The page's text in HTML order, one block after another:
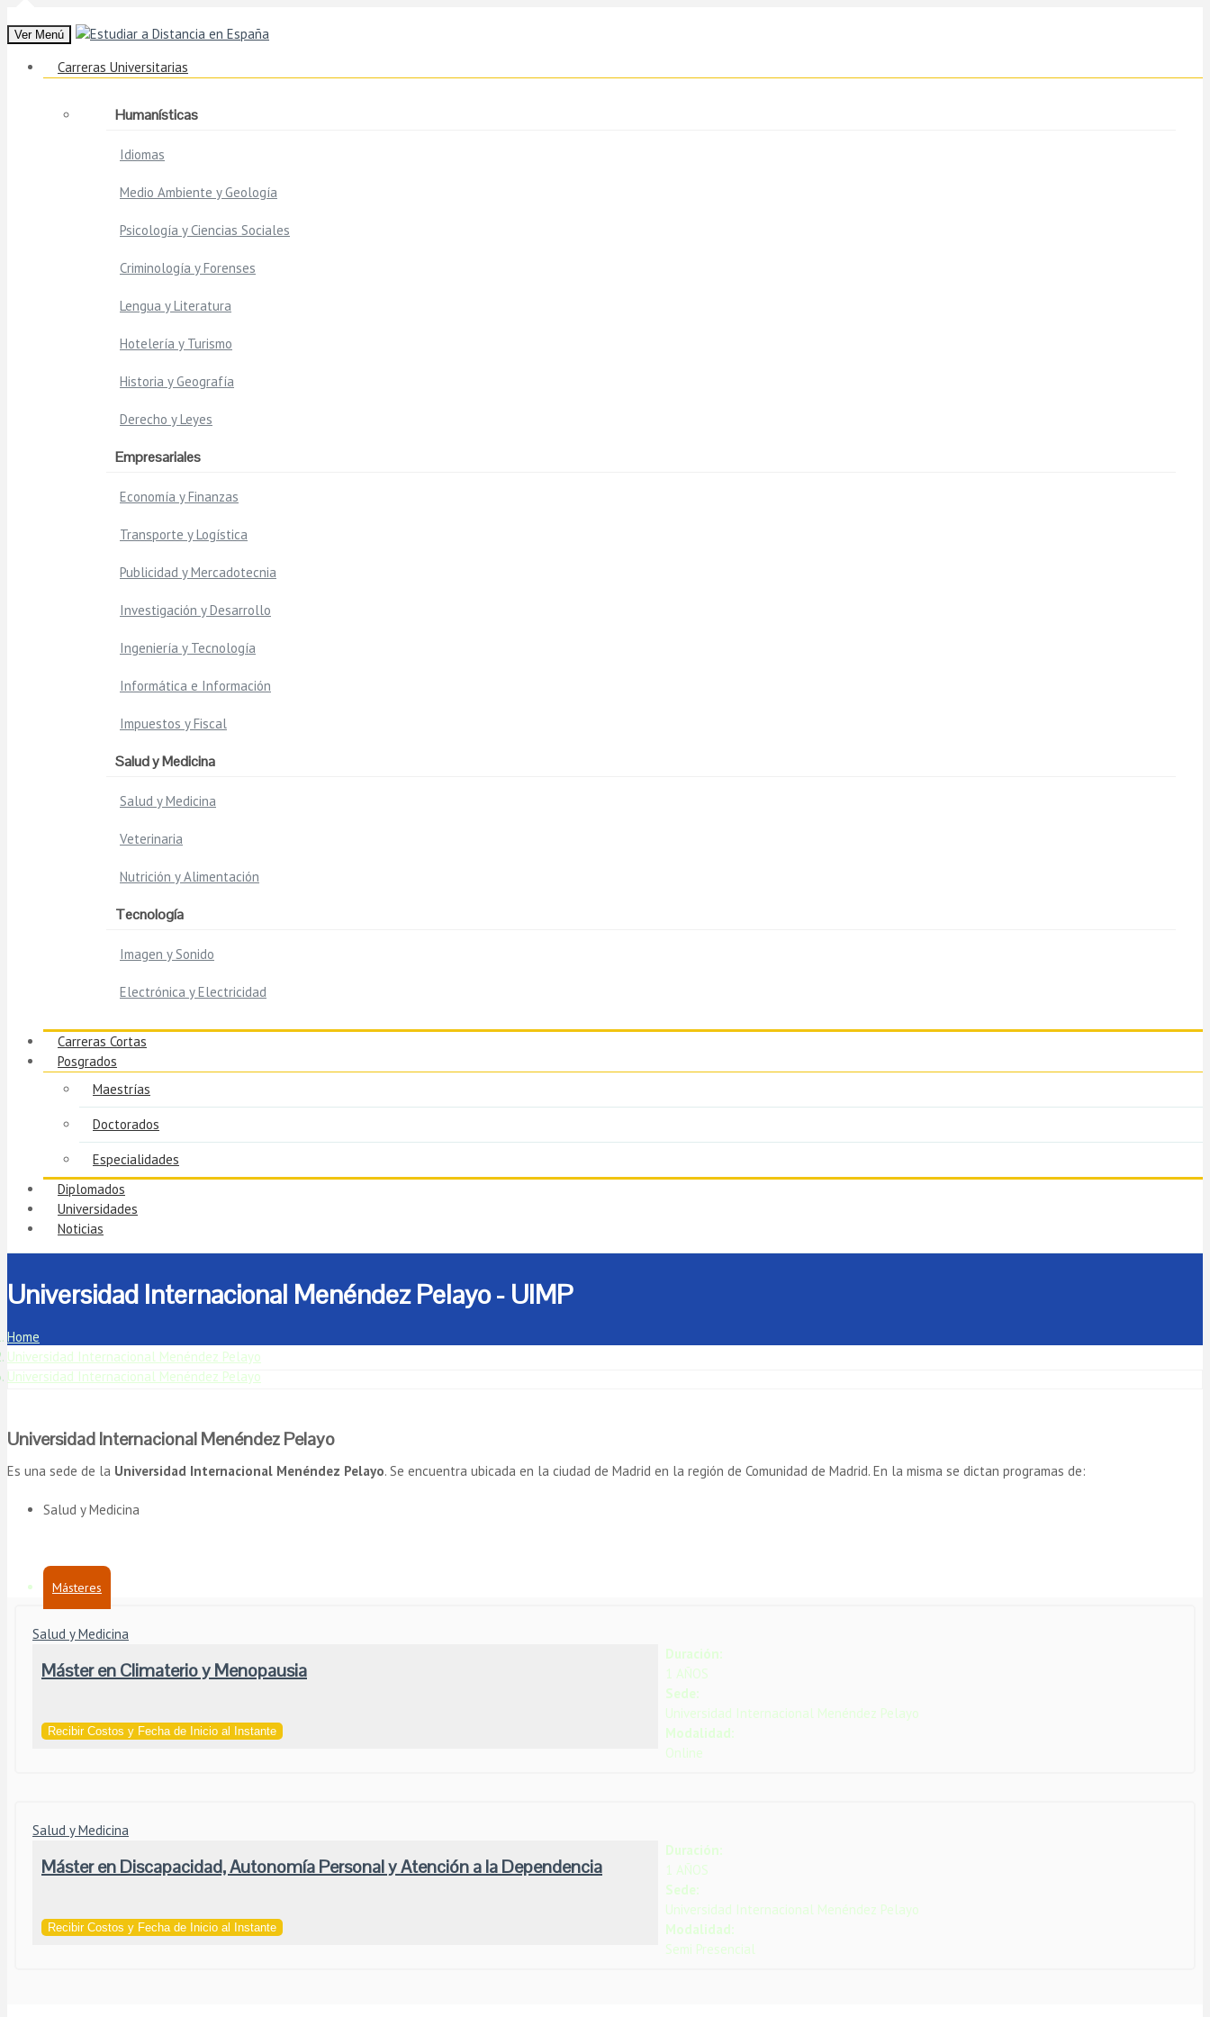
Ver Menú
Carreras Universitarias
Humanísticas
Idiomas
Medio Ambiente y Geología
Psicología y Ciencias Sociales
Criminología y Forenses
Lengua y Literatura
Hotelería y Turismo
Historia y Geografía
Derecho y Leyes
Empresariales
Economía y Finanzas
Transporte y Logística
Publicidad y Mercadotecnia
Investigación y Desarrollo
Ingeniería y Tecnología
Informática e Información
Impuestos y Fiscal
Salud y Medicina
Salud y Medicina
Veterinaria
Nutrición y Alimentación
Tecnología
Imagen y Sonido
Electrónica y Electricidad
Carreras Cortas
Posgrados
Maestrías
Doctorados
Especialidades
Diplomados
Universidades
Noticias
Universidad Internacional Menéndez Pelayo - UIMP
Home
Universidad Internacional Menéndez Pelayo
Universidad Internacional Menéndez Pelayo
Universidad Internacional Menéndez Pelayo
Es una sede de la Universidad Internacional Menéndez Pelayo. Se encuentra ubicada en la ciudad de Madrid en la región de Comunidad de Madrid. En la misma se dictan programas de:
Salud y Medicina
Másteres
Salud y Medicina
Máster en Climaterio y Menopausia
Recibir Costos y Fecha de Inicio al Instante
Duración:
1 AÑOS
Sede:
Universidad Internacional Menéndez Pelayo
Modalidad:
Online
Salud y Medicina
Máster en Discapacidad, Autonomía Personal y Atención a la Dependencia
Recibir Costos y Fecha de Inicio al Instante
Duración:
1 AÑOS
Sede:
Universidad Internacional Menéndez Pelayo
Modalidad:
Semi Presencial